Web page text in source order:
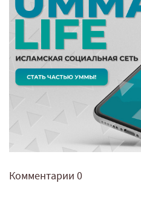
Комментарии 0